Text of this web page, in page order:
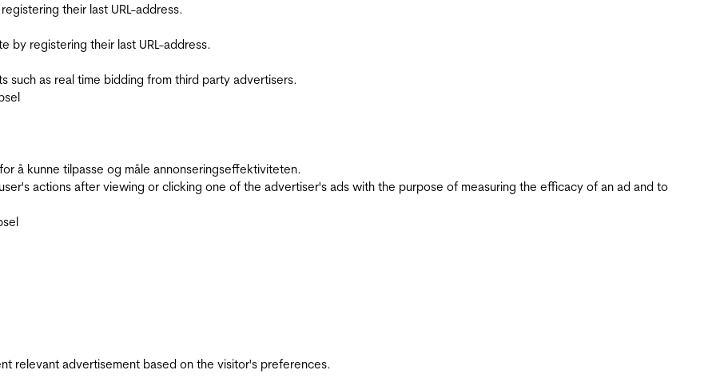
their last URL-address.
by registering their last URL-address.
such as real time bidding from third party advertisers.
å kunne tilpasse og måle annonseringseffektiviteten.
actions after viewing or clicking one of the advertiser's ads with the purpose of measuring the efficacy of an ad and to
relevant advertisement based on the visitor's preferences.